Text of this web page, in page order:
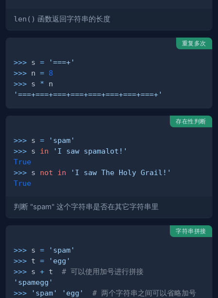
len() 函数返回字符串的长度
重复多次
>>> s =
'===+'
>>> n = 8
>>> s *
'===+===+===+===+===+===+===+===+'
存在性判断
>>> s =
'spam'
>>> s in
'I saw spamalot!'
True
>>> s not in
'I saw The Holy Grail!'
True
判断 "spam" 这个字符串是否在其它字符串里
字符串拼接
>>> s =
'spam'
>>> t =
'egg'
>>> s + t # 可以使用加号进行拼接
'spamegg'
>>> 'spam' 'egg'
# 两个字符串之间可以省略加号